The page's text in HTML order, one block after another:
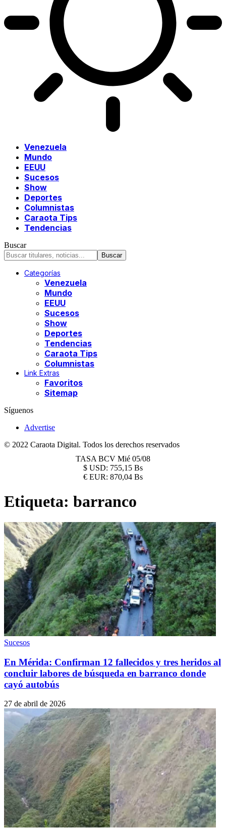
Venezuela
Mundo
EEUU
Sucesos
Show
Deportes
Columnistas
Caraota Tips
Tendencias
Buscar
Categorías
Venezuela
Mundo
EEUU
Sucesos
Show
Deportes
Tendencias
Caraota Tips
Columnistas
Link Extras
Favoritos
Sitemap
Síguenos
Advertise
© 2022 Caraota Digital. Todos los derechos reservados
TASA BCV Mié 05/08
$ USD: 755,15 Bs
€ EUR: 870,04 Bs
Etiqueta: barranco
Sucesos
En Mérida: Confirman 12 fallecidos y tres heridos al
concluir labores de búsqueda en barranco donde
cayó autobús
27 de abril de 2026